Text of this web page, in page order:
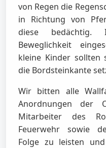
von Regen die
in Richtung von
diese bedächtig.
Beweglichkeit
kleine Kinder
die Bordsteinkante
Wir bitten alle
Anordnungen der
Mitarbeiter des
Feuerwehr sowie
Folge zu leisten